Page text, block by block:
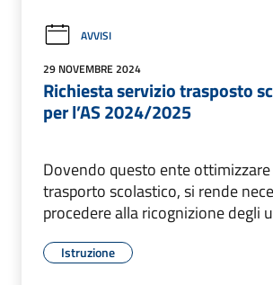
AVVISI
29 NOVEMBRE 2024
Richiesta servizio trasposto
per l’AS 2024/2025
Dovendo questo ente
trasporto scolastico, si rende
procedere alla ricognizione degli
Istruzione